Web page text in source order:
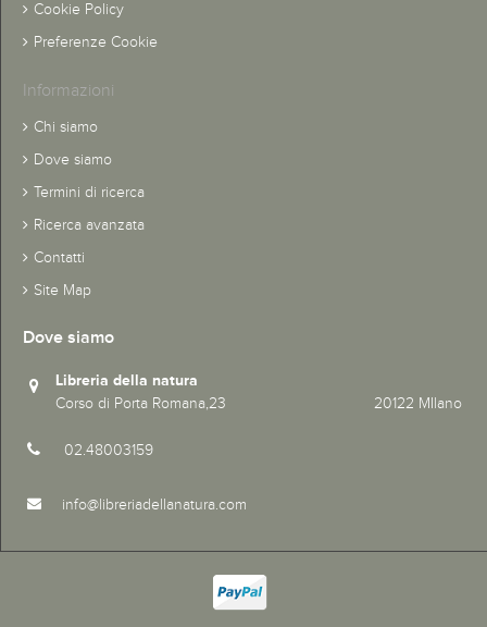
Cookie Policy
Preferenze Cookie
Informazioni
Chi siamo
Dove siamo
Termini di ricerca
Ricerca avanzata
Contatti
Site Map
Dove siamo
Libreria della natura
Corso di Porta Romana,23 20122 MIlano
02.48003159
info@libreriadellanatura.com